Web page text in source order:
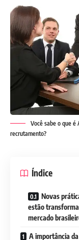
Você sabe o que é
recrutamento?
Índice
Novas
estão
mercado
A importância